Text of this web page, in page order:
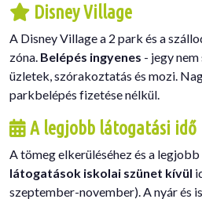
Disney Village
A Disney Village a 2 park és a
zóna. Belépés ingyenes - jegy
üzletek, szórakoztatás és mozi.
parkbelépés fizetése nélkül.
A legjobb látogatási idő
A tömeg elkerüléséhez és a
látogatások iskolai szünet kívül
szeptember-november). A nyár és